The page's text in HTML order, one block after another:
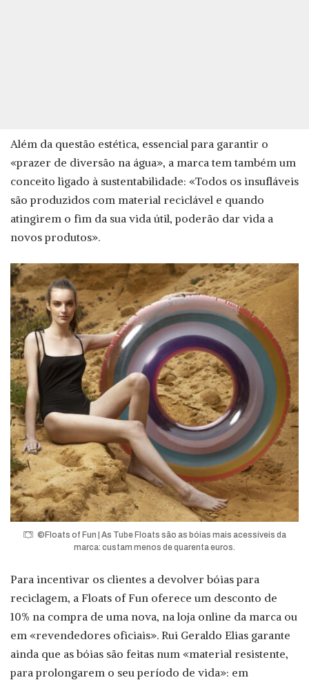
Além da questão estética, essencial para garantir o
«prazer de diversão na água», a marca tem também um
conceito ligado à sustentabilidade: «Todos os insufláveis
são produzidos com material reciclável e quando
atingirem o fim da sua vida útil, poderão dar vida a
novos produtos».
©Floats of Fun | As Tube Floats são as bóias mais acessíveis da
marca: custam menos de quarenta euros.
Para incentivar os clientes a devolver bóias para
reciclagem, a Floats of Fun oferece um desconto de
10% na compra de uma nova, na loja online da marca ou
em «revendedores oficiais». Rui Geraldo Elias garante
ainda que as bóias são feitas num «material resistente,
para prolongarem o seu período de vida»: em